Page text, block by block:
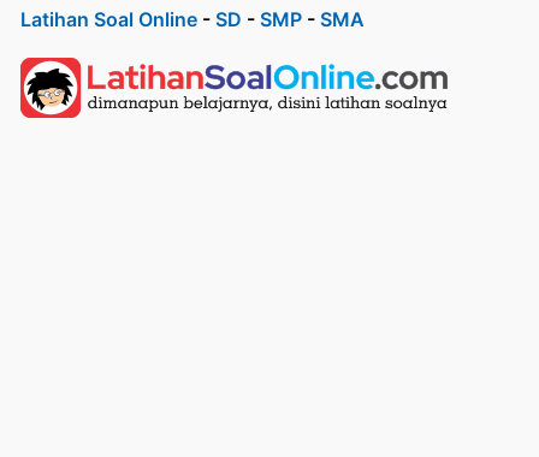
Latihan Soal Online - SD - SMP - SMA